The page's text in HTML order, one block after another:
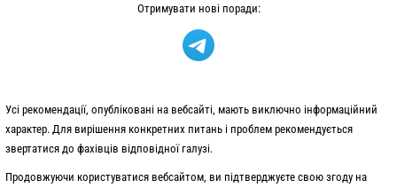
Отримувати нові поради:
Усі рекомендації, опубліковані на вебсайті, мають виключно інформаційний
характер. Для вирішення конкретних питань і проблем рекомендується
звертатися до фахівців відповідної галузі.
Продовжуючи користуватися вебсайтом, ви підтверджуєте свою згоду на